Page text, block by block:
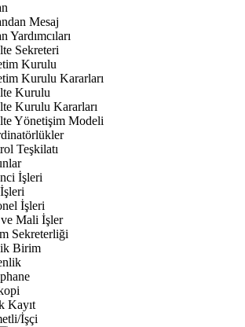
Mesaj
Yardımcıları
Sekreteri
Kurulu
Kurulu Kararları
Kurulu
Kurulu Kararları
Yönetişim Modeli
Teşkilatı
İşleri
İşleri
Mali İşler
Sekreterliği
Birim
Kayıt
İşçi